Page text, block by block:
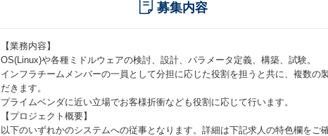
募集内容
【業務内容】
OS(Linux)や各種ミドルウェアの検討、設計、パラメータ定義、構築、試験。
インフラチームメンバーの一員として分担に応じた役割を担うと共に、複数の
だきます。
プライムベンダに近い立場でお客様折衝なども役割に応じて行います。
【プロジェクト概要】
以下のいずれかのシステムへの従事となります。詳細は下記求人の特色欄をご